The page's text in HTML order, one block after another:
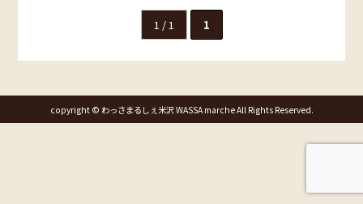
感染症対策について
1 / 1 1
copyright © わっさまるしぇ米沢 WASSA marche All Rights Reserved.